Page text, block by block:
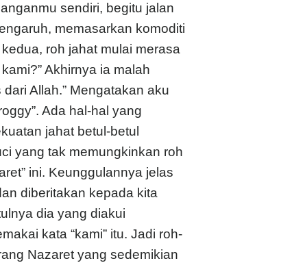
sendiri, begitu jalan
memasarkan komoditi
roh jahat mulai merasa
Akhirnya ia malah
Allah.” Mengatakan aku
Ada hal-hal yang
jahat betul-betul
yang tak memungkinkan roh
ini. Keunggulannya jelas
diberitakan kepada kita
dia yang diakui
kata “kami” itu. Jadi roh-
Nazaret yang sedemikian